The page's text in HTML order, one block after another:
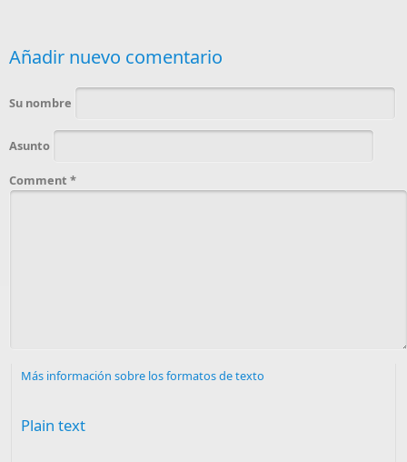
Añadir nuevo comentario
Su nombre
Asunto
Comment *
Más información sobre los formatos de texto
Plain text